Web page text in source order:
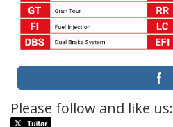
Please follow and like us: